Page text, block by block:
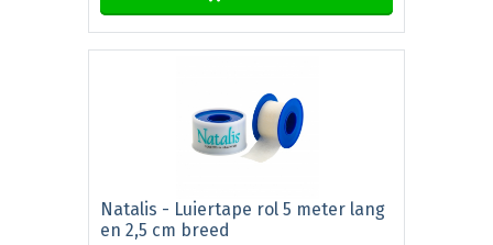
Natalis - Luiertape rol 5 meter lang
en 2,5 cm breed